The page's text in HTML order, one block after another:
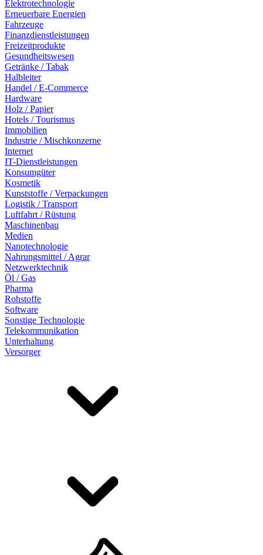
Elektrotechnologie
Erneuerbare Energien
Fahrzeuge
Finanzdienstleistungen
Freizeitprodukte
Gesundheitswesen
Getränke / Tabak
Halbleiter
Handel / E-Commerce
Hardware
Holz / Papier
Hotels / Tourismus
Immobilien
Industrie / Mischkonzerne
Internet
IT-Dienstleistungen
Konsumgüter
Kosmetik
Kunststoffe / Verpackungen
Logistik / Transport
Luftfahrt / Rüstung
Maschinenbau
Medien
Nanotechnologie
Nahrungsmittel / Agrar
Netzwerktechnik
Öl / Gas
Pharma
Rohstoffe
Software
Sonstige Technologie
Telekommunikation
Unterhaltung
Versorger